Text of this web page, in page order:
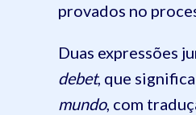
provados no
Duas expressões
debet, que
mundo, com